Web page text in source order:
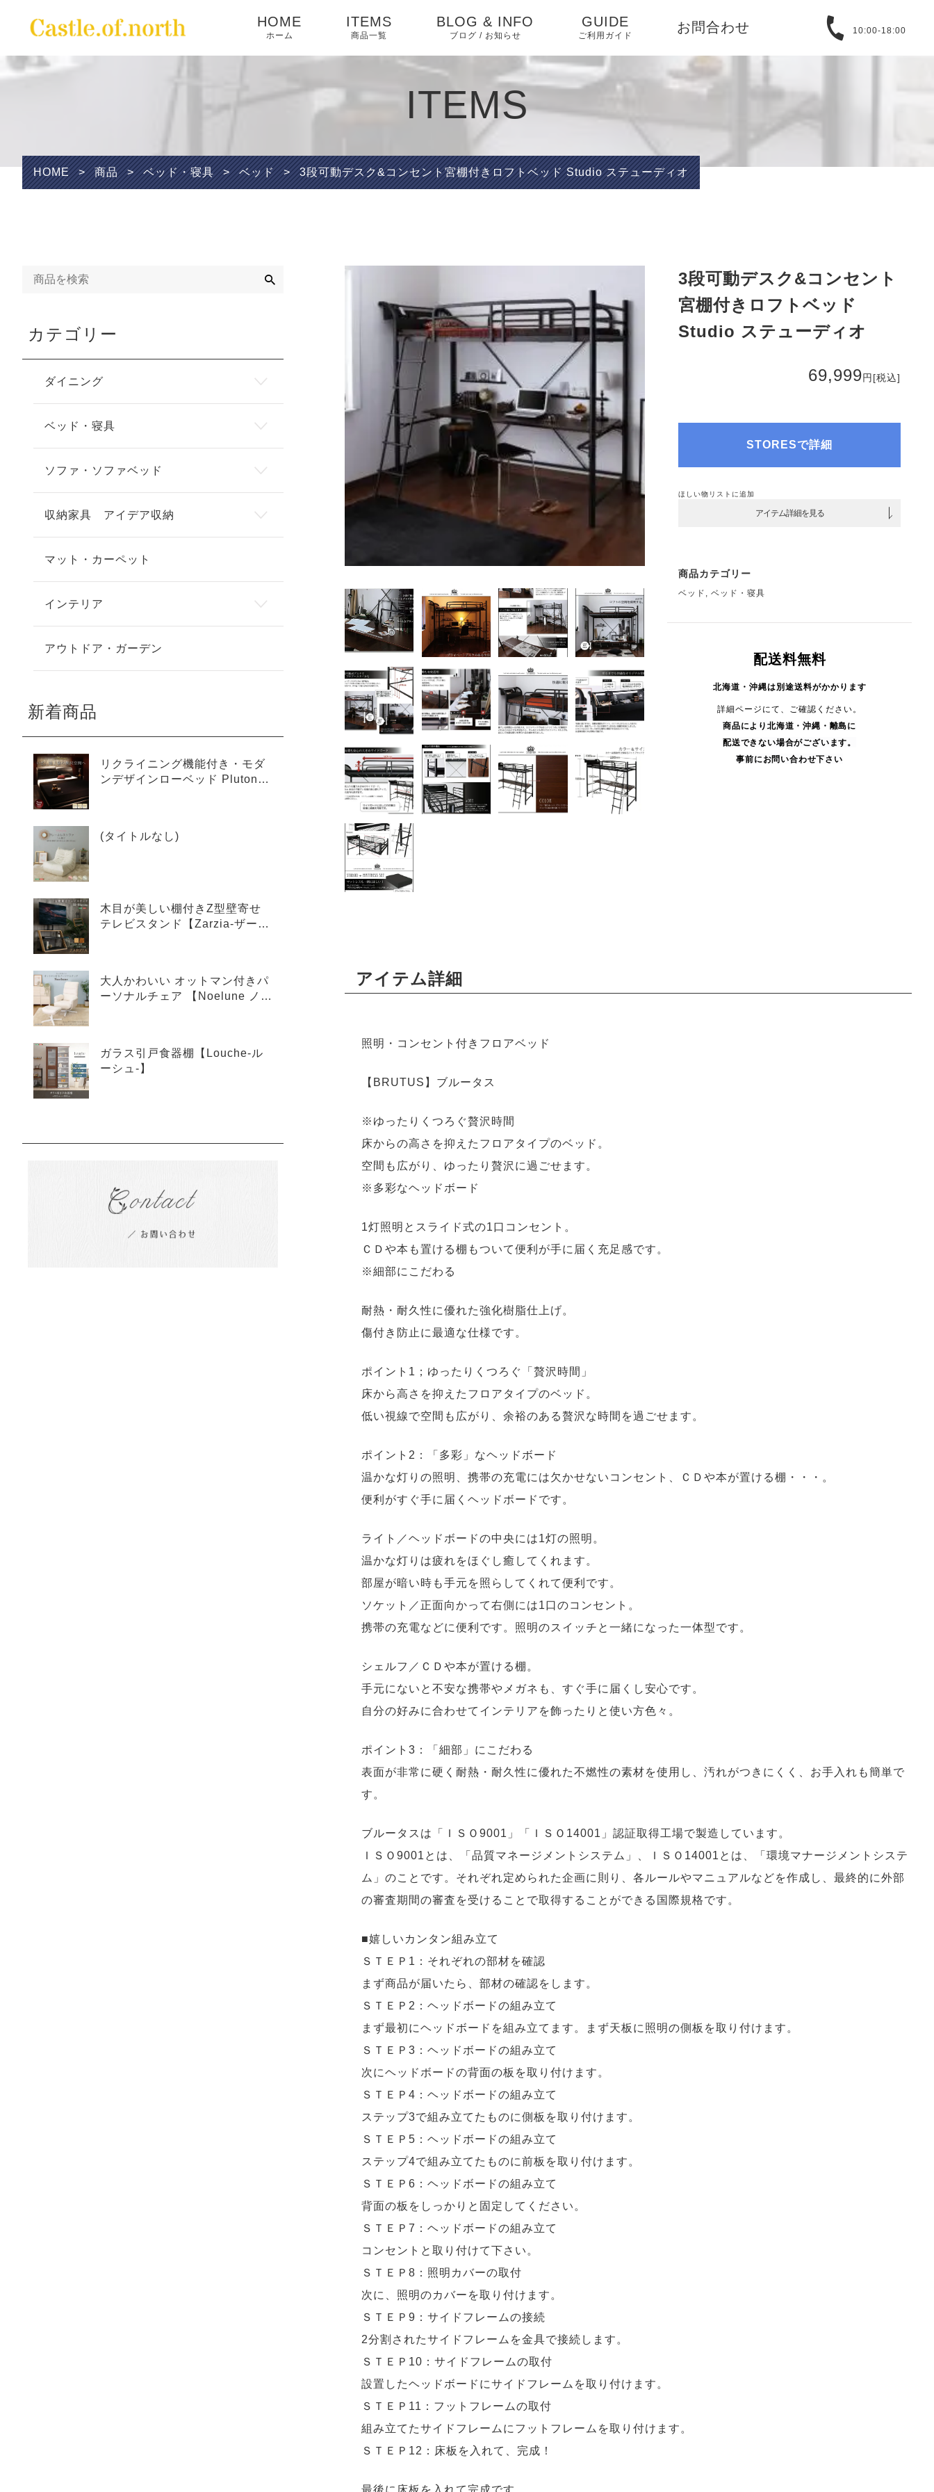
HOME
ホーム
ITEMS
商品一覧
ダイニングセット
テーブル
椅子
ベッド
マットレス・敷布団
ド
アイデア家具
ペット用品
アウトドア・ガーデ
BLOG & INFO
ブログ / お知らせ
相互リンク
ピックアップ
GUIDE
ご利用ガイド
よくある質問
プライバシーポリシ
ー
お問合わせ 10:00-18:00
ITEMS
HOME > 商品 > ベッド・寝具 > ベッド > 3段可動デスク&コンセント宮棚付きロフトベッド Studio ステューディオ
3段可動デスク&コンセント
宮棚付きロフトベッド
Studio ステューディオ
69,999円 [税込]
STORESで詳細
ほしい物リストに追加
アイテム詳細を見る
商品カテゴリー
ベッド , ベッド・寝具
配送料無料
北海道・沖縄は別途送料がかかります
詳細ページにて、ご確認ください。
商品により 北海道・沖縄・ 離島に
配送できない場合がございます。
事前にお問い合わせ下さい
アイテム詳細
照明・コンセント付きフロアベッド
【BRUTUS】ブルータス
※ゆったりくつろぐ贅沢時間
床からの高さを抑えたフロアタイプのベッド。
空間も広がり、ゆったり贅沢に過ごせます。
※多彩なヘッドボード
1灯照明とスライド式の1口コンセント。
ＣＤや本も置ける棚もついて便利が手に届く充足感です。
※細部にこだわる
耐熱・耐久性に優れた強化樹脂仕上げ。
傷付き防止に最適な仕様です。
ポイント1；ゆったりくつろぐ「贅沢時間」
床から高さを抑えたフロアタイプのベッド。
低い視線で空間も広がり、余裕のある贅沢な時間を過ごせます。
ポイント2：「多彩」なヘッドボード
温かな灯りの照明、携帯の充電には欠かせないコンセント、ＣＤや本が置ける棚・・・。
便利がすぐ手に届くヘッドボードです。
ライト／ヘッドボードの中央には1灯の照明。
温かな灯りは疲れをほぐし癒してくれます。
部屋が暗い時も手元を照らしてくれて便利です。
ソケット／正面向かって右側には1口のコンセント。
携帯の充電などに便利です。照明のスイッチと一緒になった一体型です。
シェルフ／ＣＤや本が置ける棚。
手元にないと不安な携帯やメガネも、すぐ手に届くし安心です。
自分の好みに合わせてインテリアを飾ったりと使い方色々。
ポイント3：「細部」にこだわる
表面が非常に硬く耐熱・耐久性に優れた不燃性の素材を使用し、汚れがつきにくく、お手入れも簡単で
す。
ブルータスは「ＩＳＯ9001」「ＩＳＯ14001」認証取得工場で製造しています。
ＩＳＯ9001とは、「品質マネージメントシステム」、ＩＳＯ14001とは、「環境マナージメントシステ
ム」のことです。それぞれ定められた企画に則り、各ルールやマニュアルなどを作成し、最終的に外部
の審査期間の審査を受けることで取得することができる国際規格です。
■嬉しいカンタン組み立て
ＳＴＥＰ1：それぞれの部材を確認
まず商品が届いたら、部材の確認をします。
ＳＴＥＰ2：ヘッドボードの組み立て
まず最初にヘッドボードを組み立てます。まず天板に照明の側板を取り付けます。
ＳＴＥＰ3：ヘッドボードの組み立て
次にヘッドボードの背面の板を取り付けます。
ＳＴＥＰ4：ヘッドボードの組み立て
ステップ3で組み立てたものに側板を取り付けます。
ＳＴＥＰ5：ヘッドボードの組み立て
ステップ4で組み立てたものに前板を取り付けます。
ＳＴＥＰ6：ヘッドボードの組み立て
背面の板をしっかりと固定してください。
ＳＴＥＰ7：ヘッドボードの組み立て
コンセントと取り付けて下さい。
ＳＴＥＰ8：照明カバーの取付
次に、照明のカバーを取り付けます。
ＳＴＥＰ9：サイドフレームの接続
2分割されたサイドフレームを金具で接続します。
ＳＴＥＰ10：サイドフレームの取付
設置したヘッドボードにサイドフレームを取り付けます。
ＳＴＥＰ11：フットフレームの取付
組み立てたサイドフレームにフットフレームを取り付けます。
ＳＴＥＰ12：床板を入れて、完成！
カテゴリー
ダイニング
ベッド・寝具
ソファ・ソファベッド
収納家具 アイデア収納
マット・カーペット
インテリア
アウトドア・ガーデン
新着商品
リクライニング機能付き・モダ
ンデザインローベッド Plutone
(タイトルなし)
木目が美しい棚付きZ型壁寄せ
テレビスタンド【Zarzia-ザージ
大人かわいい オットマン付きパ
ーソナルチェア 【Noelune ノエ
ガラス引戸食器棚【Louche-ル
ーシュ-】